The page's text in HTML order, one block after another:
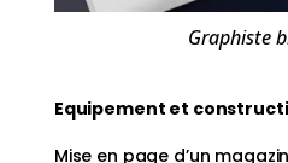
Graphiste
Equipement et
Mise en page d’un